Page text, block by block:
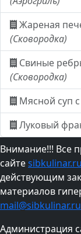
Жареная
(Сковородка)
Свиные
(Сковородка)
Мясной суп
Луковый
Внимание!!! Все
сайтеsibkulinar.ru
действующим
материалов
mail@sibkulinar.ru
Администрация